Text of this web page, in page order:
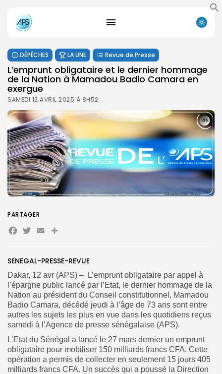
for:
Button
FR
DÉPÊCHES LA UNE Revue de Presse
L’emprunt obligataire et le dernier hommage
de la Nation à Mamadou Badio Camara en
exergue
SAMEDI 12 AVRIL 2025 À 8H52
SENEGAL-PRESSE-REVUE
Dakar, 12 avr (APS) – L’emprunt obligataire par appel à
l’épargne public lancé par l’Etat, le dernier hommage de la
Nation au président du Conseil constitutionnel, Mamadou
Badio Camara, décédé jeudi à l’âge de 73 ans sont entre
autres les sujets les plus en vue dans les quotidiens reçus
samedi à l’Agence de presse sénégalaise (APS).
L’Etat du Sénégal a lancé le 27 mars dernier un emprunt
obligataire pour mobiliser 150 milliards francs CFA. Cette
opération a permis de collecter en seulement 15 jours 405
milliards francs CFA. Un succès qui a poussé la Direction
PARTAGER
Facebook
Twitter
EmailPartager